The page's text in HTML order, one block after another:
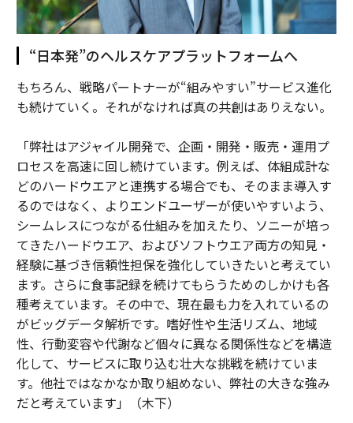
“日本発”のヘルスケアプラットフォームへ
もちろん、戦略パートナーが“組みやすい”サービス進化
も続けていく。それがなければ真の共創はありえない。
「弊社はアジャイル開発で、企画・開発・販売・運用プ
ロセスを高速に回し続けています。例えば、体組成計な
どのハードウエアと連携する場合でも、そのまま導入す
るのではなく、よりエンドユーザーが使いやすいよう、
シームレスにつながる仕組みを加えたり、ソニーが培っ
てきたハードウエア、およびソフトウエア両方の知見・
経験に基づき信頼性担保を強化していきたいと考えてい
ます。さらに食事記録を続けてもらうためのしかけも各
種考えています。その中で、現在最も力を入れているの
がビッグデータ解析です。嗜好性や生活リズム、地域
性、行動変容や代謝など個々に異なる関係性などを構造
化して、サービスに取り込む壮大な挑戦を続けていま
す。他社ではなかなか取り組めない、弊社の大きな強み
だと考えています」（木下）